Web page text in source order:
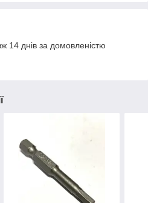
14 днів за домовленістю